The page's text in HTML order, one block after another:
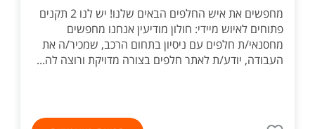
מחפשים את איש החלפים הבאים שלנו! יש לנו 2 תקנים
פתוחים לאיוש מיידי: חולון מודיעין אנחנו מחפשים
מחסנאי/ת חלפים עם ניסיון בתחום הרכב, שמכיר/ה את
העבודה, יודע/ת לאתר חלפים בצורה מדויקת ורוצה לה...